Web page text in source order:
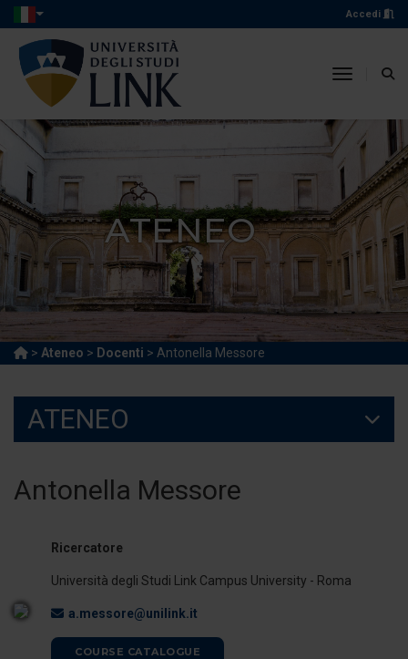
Accedi
toggle
ATENEO
> Ateneo > Docenti > Antonella Messore
ATENEO
Antonella Messore
Ricercatore
Università degli Studi Link Campus University - Roma
a.messore@unilink.it
COURSE CATALOGUE